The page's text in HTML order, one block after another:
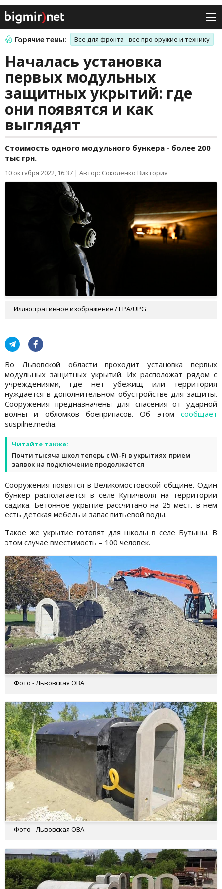
Горячие темы: Все для фронта - все про оружие и технику
Началась установка
первых модульных
защитных укрытий: где
они появятся и как
выглядят
Стоимость одного модульного бункера - более 200
тыс грн.
10 октября 2022, 16:37 | Автор: Соколенко Виктория
Иллюстративное изображение / EPA/UPG
Во Львовской области проходит установка первых
модульных защитных укрытий. Их расположат рядом с
учреждениями, где нет убежищ или территория
нуждается в дополнительном обустройстве для защиты.
Сооружения предназначены для спасения от ударной
волны и обломков боеприпасов. Об этом сообщает
suspilne.media.
Читайте также:
Почти тысяча школ теперь с Wi-Fi в укрытиях: прием
заявок на подключение продолжается
Сооружения появятся в Великомостовской общине. Один
бункер располагается в селе Купичволя на территории
садика. Бетонное укрытие рассчитано на 25 мест, в нем
есть детская мебель и запас питьевой воды.
Такое же укрытие готовят для школы в селе Бутыны. В
этом случае вместимость – 100 человек.
Фото - Львовская ОВА
Фото - Львовская ОВА